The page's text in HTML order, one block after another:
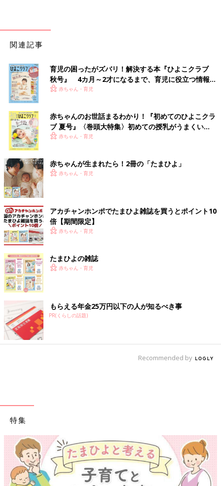
関連記事
育児の困ったがズバリ！解決する本『ひよこクラブ
秋号』 4カ月～2才になるまで、育児に役立つ情報が
いっぱい！
赤ちゃん・育児
赤ちゃんのお世話まるわかり！『初めてのひよこクラ
ブ 夏号』〈巻頭大特集〉初めての授乳がうまくい
く！ おっぱい・ミルクの基本と夏のトラブル 解決テ
赤ちゃん・育児
赤ちゃんが生まれたら！2冊の「たまひよ」
赤ちゃん・育児
アカチャンホンポでたまひよ雑誌を買うとポイント10
倍【期間限定】
赤ちゃん・育児
たまひよの雑誌
赤ちゃん・育児
もらえる年金25万円以下の人が知るべき事
PR(くらしの話題)
Recommended by
特集
【ワクチン接種できるものも】妊婦の感染症対策、知っておいて！